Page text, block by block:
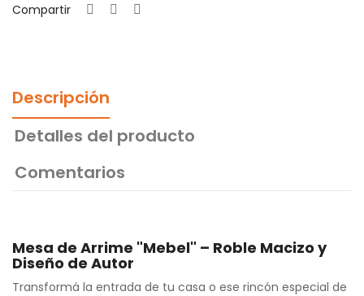
Compartir
Descripción
Detalles del producto
Comentarios
Mesa de Arrime "Mebel" – Roble Macizo y
Diseño de Autor
Transformá la entrada de tu casa o ese rincón especial de